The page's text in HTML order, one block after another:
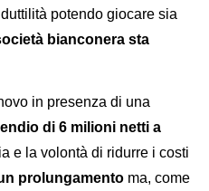
potendo giocare sia
bianconera sta
in presenza di una
di 6 milioni netti a
e la volontà di ridurre i costi
prolungamento ma, come